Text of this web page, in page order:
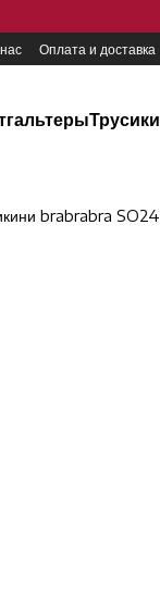
Оплата и доставка
Трусики